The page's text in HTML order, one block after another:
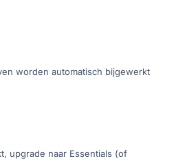
worden automatisch bijgewerkt
upgrade naar Essentials (of